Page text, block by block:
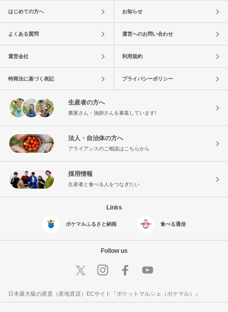
はじめての方へ お知らせ
よくある質問 運営へのお問い合わせ
運営会社 利用規約
特商法に基づく表記 プライバシーポリシー
生産者の方へ
農家さん・漁師さんを募集しています!
法人・自治体の方へ
アライアンスのご相談はこちらから
採用情報
生産者と食べる人をつなぎたい
Links
ポケマルふるさと納税 食べる通信
Follow us
日本最大級の産直（産地直送）ECサイト『ポケットマルシェ（ポケマル）』